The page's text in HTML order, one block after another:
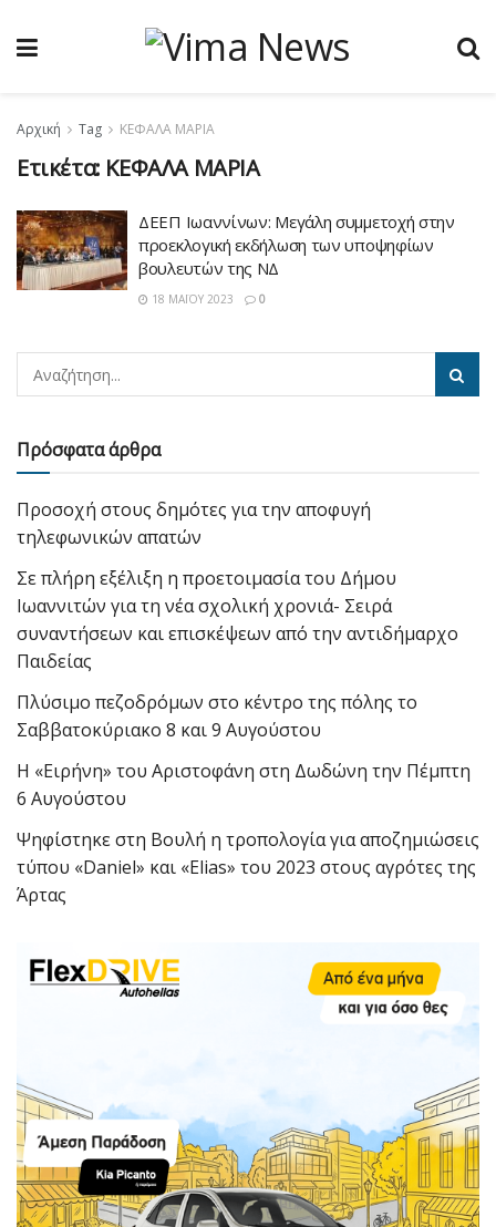
Αρχική Tag ΚΕΦΑΛΑ ΜΑΡΙΑ
Ετικέτα: ΚΕΦΑΛΑ ΜΑΡΙΑ
ΔΕΕΠ Ιωαννίνων: Μεγάλη συμμετοχή στην
προεκλογική εκδήλωση των υποψηφίων
βουλευτών της ΝΔ
18 ΜΑΪ́ΟΥ 2023 0
Πρόσφατα άρθρα
Προσοχή στους δημότες για την αποφυγή
τηλεφωνικών απατών
Σε πλήρη εξέλιξη η προετοιμασία του Δήμου
Ιωαννιτών για τη νέα σχολική χρονιά- Σειρά
συναντήσεων και επισκέψεων από την αντιδήμαρχο
Παιδείας
Πλύσιμο πεζοδρόμων στο κέντρο της πόλης το
Σαββατοκύριακο 8 και 9 Αυγούστου
Η «Ειρήνη» του Αριστοφάνη στη Δωδώνη την Πέμπτη
6 Αυγούστου
Ψηφίστηκε στη Βουλή η τροπολογία για αποζημιώσεις
τύπου «Daniel» και «Elias» του 2023 στους αγρότες της
Άρτας